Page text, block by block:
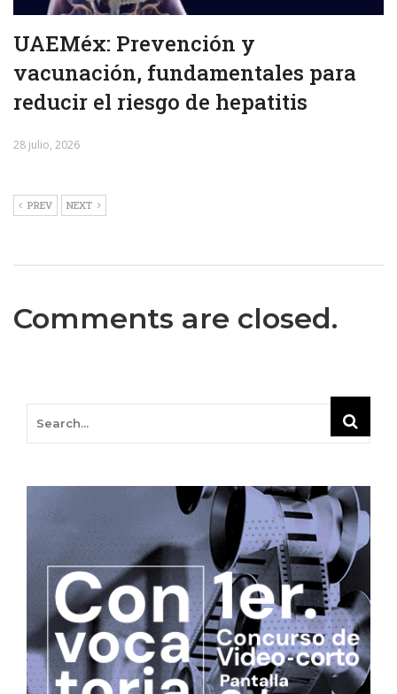
UAEMéx: Prevención y
vacunación, fundamentales para
reducir el riesgo de hepatitis
28 julio, 2026
PREV NEXT
Comments are closed.